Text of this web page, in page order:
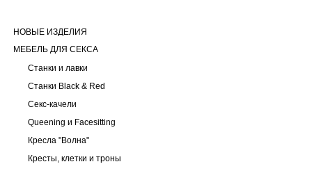
НОВЫЕ ИЗДЕЛИЯ
МЕБЕЛЬ ДЛЯ СЕКСА
Станки и лавки
Станки Black & Red
Секс-качели
Queening и Facesitting
Кресла "Волна"
Кресты, клетки и троны